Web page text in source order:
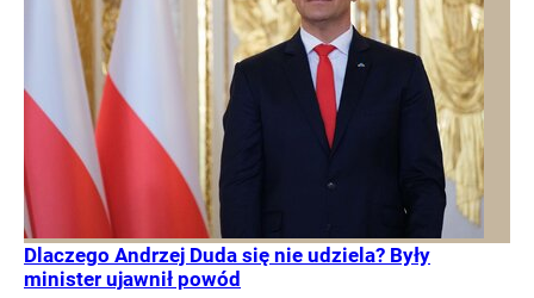
Dlaczego Andrzej Duda się nie udziela? Były
minister ujawnił powód